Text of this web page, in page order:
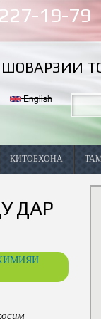
227-19-
English
КИТОБХОНА
ДАР
осим